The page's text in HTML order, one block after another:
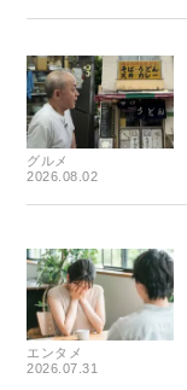
グルメ
2026.08.02
エンタメ
2026.07.31